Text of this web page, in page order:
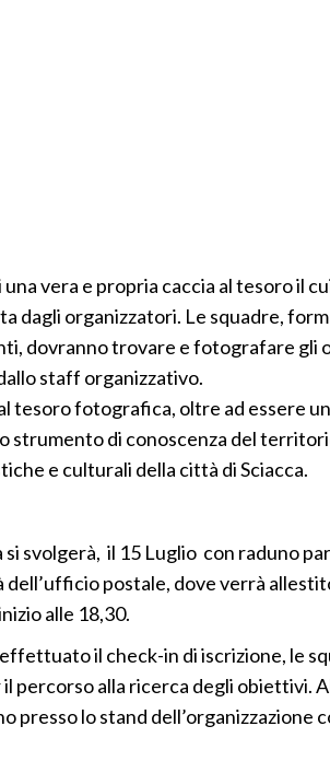
vera e propria caccia al tesoro il
dagli organizzatori. Le squadre,
dovranno trovare e fotografare gli
staff organizzativo.
tesoro fotografica, oltre ad essere
strumento di conoscenza del
e culturali della città di Sciacca.
si svolgerà, il 15 Luglio con raduno
dell’ufficio postale, dove verrà
alle 18,30.
il check-in di iscrizione, le
percorso alla ricerca degli obiettivi.
presso lo stand